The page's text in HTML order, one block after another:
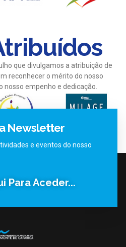
que divulgamos a atribuição de
reconhecer o mérito do nosso
empenho e dedicação.
Newsletter
e eventos do nosso
Para Aceder...